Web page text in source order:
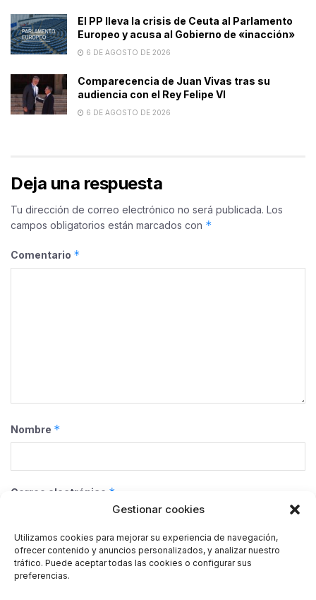
Gestionar cookies
Utilizamos cookies para mejorar su experiencia de navegación,
ofrecer contenido y anuncios personalizados, y analizar nuestro
tráfico. Puede aceptar todas las cookies o configurar sus
preferencias.
El PP lleva la crisis de Ceuta al Parlamento
Europeo y acusa al Gobierno de «inacción»
6 DE AGOSTO DE 2026
Comparecencia de Juan Vivas tras su
audiencia con el Rey Felipe VI
6 DE AGOSTO DE 2026
Deja una respuesta
Tu dirección de correo electrónico no será publicada. Los
campos obligatorios están marcados con *
Comentario *
Nombre *
Correo electrónico *
Web